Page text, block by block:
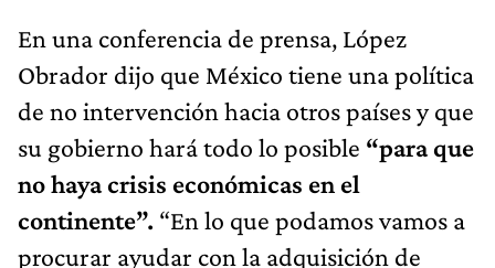
En una conferencia de prensa, López
Obrador dijo que México tiene una política
de no intervención hacia otros países y que
su gobierno hará todo lo posible “para que
no haya crisis económicas en el
continente”. “En lo que podamos vamos a
procurar ayudar con la adquisición de